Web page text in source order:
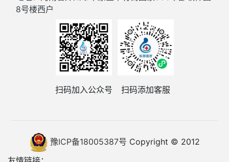
8号楼西户
扫码加入公众号 扫码添加客服
豫ICP备18005387号 Copyright © 2012